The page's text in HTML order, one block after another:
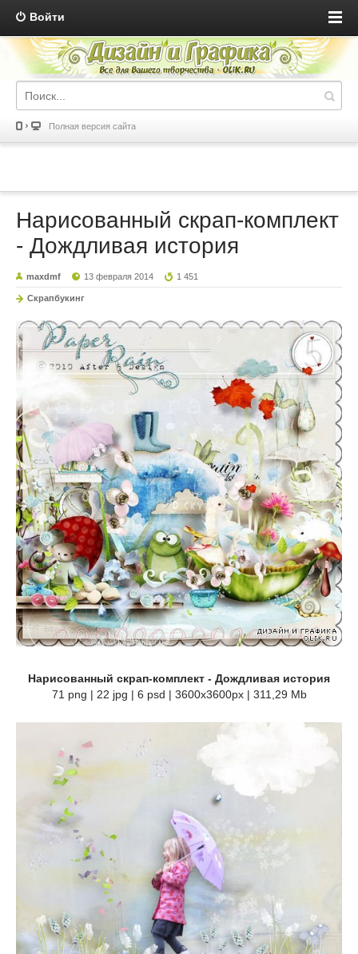
Войти
Полная версия сайта
Нарисованный скрап-комплект
- Дождливая история
maxdmf 13 февраля 2014 1 451
Скрапбукинг
Нарисованный скрап-комплект - Дождливая история
71 png | 22 jpg | 6 psd | 3600x3600px | 311,29 Mb